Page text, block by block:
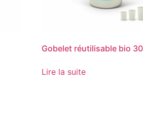
Gobelet réutilisable bio
Lire la suite